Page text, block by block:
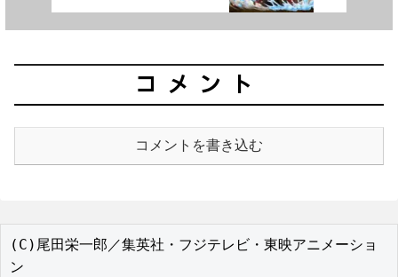
コメント
コメントを書き込む
(C)尾田栄一郎／集英社・フジテレビ・東映アニメーショ
ン